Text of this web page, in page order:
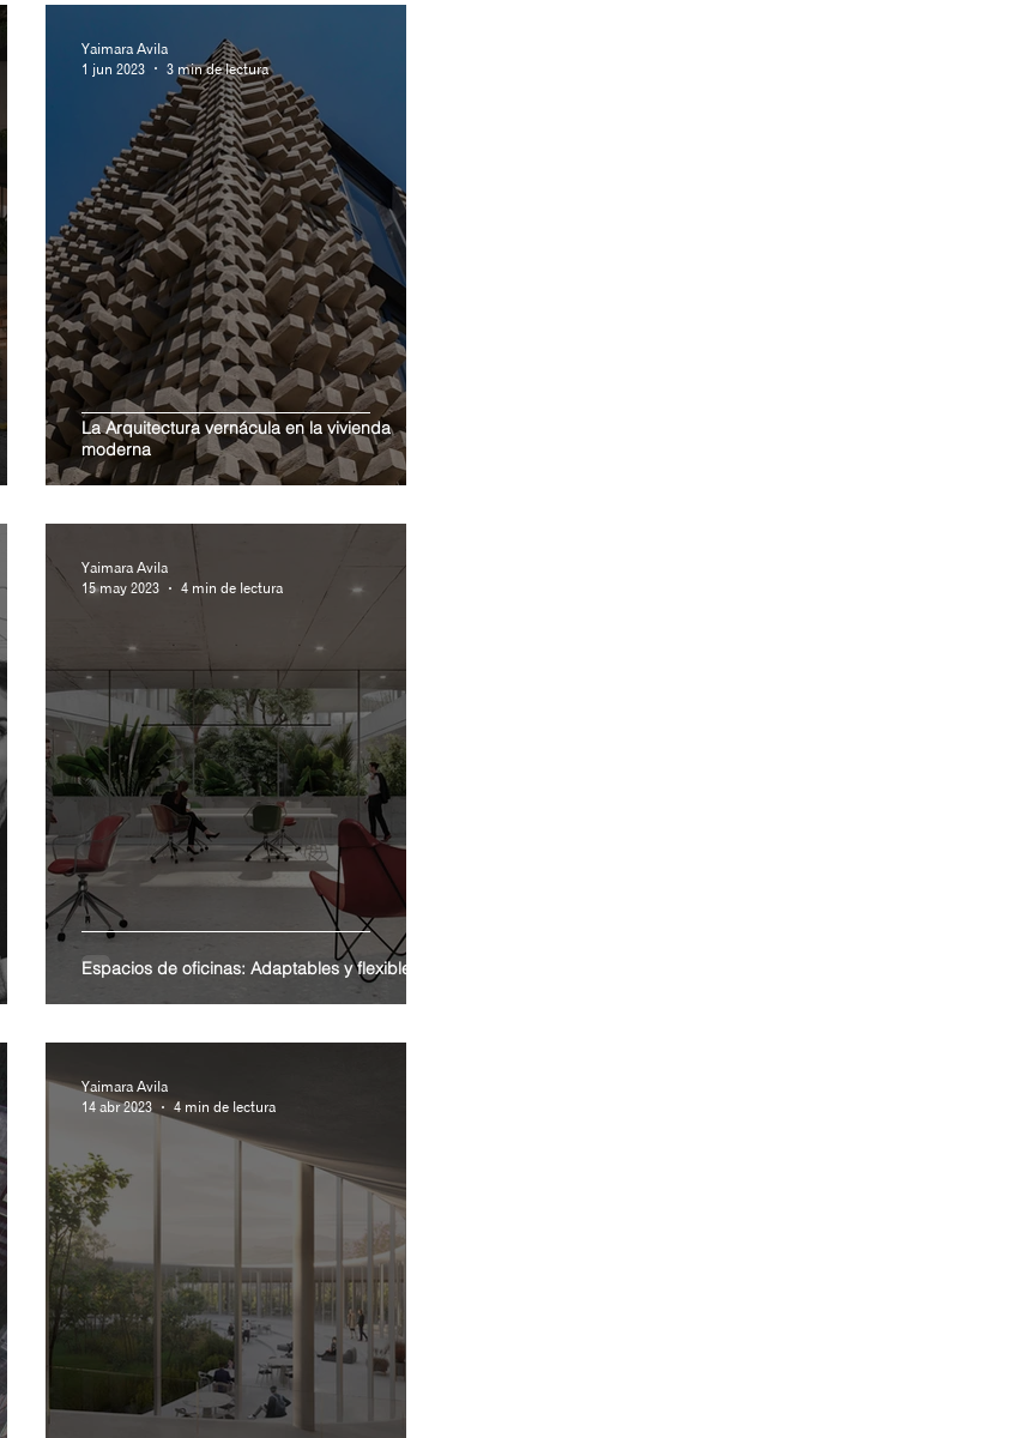
La Arquitectura vernácula en la vivienda
moderna
Yaimara Avila
1 jun 2023
3 min de lectura
Espacios de oficinas: Adaptables y flexibles
Yaimara Avila
15 may 2023
4 min de lectura
Yaimara Avila
14 abr 2023
4 min de lectura